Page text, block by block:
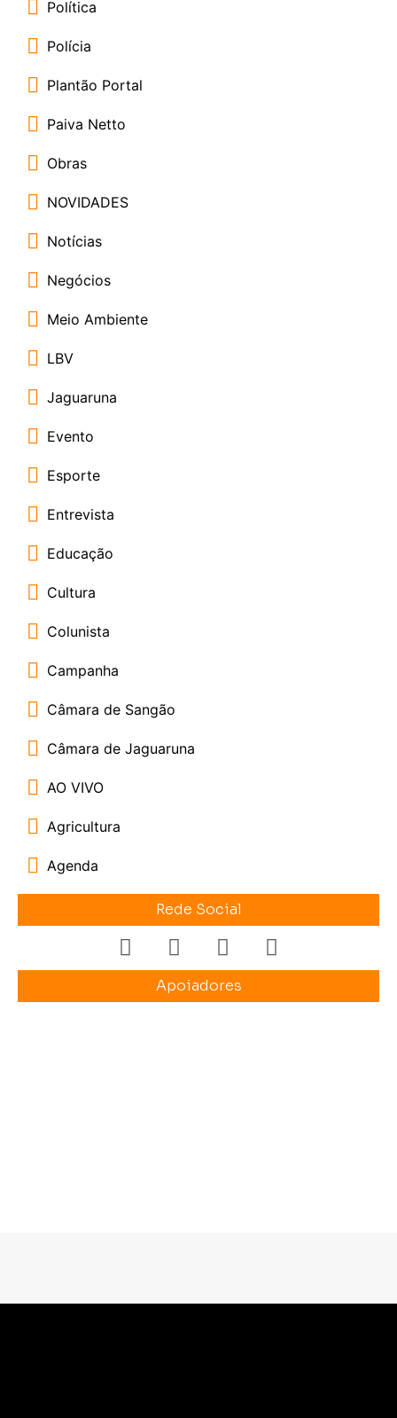
Política
Polícia
Plantão Portal
Paiva Netto
Obras
NOVIDADES
Notícias
Negócios
Meio Ambiente
LBV
Jaguaruna
Evento
Esporte
Entrevista
Educação
Cultura
Colunista
Campanha
Câmara de Sangão
Câmara de Jaguaruna
AO VIVO
Agricultura
Agenda
Rede Social
Apoiadores